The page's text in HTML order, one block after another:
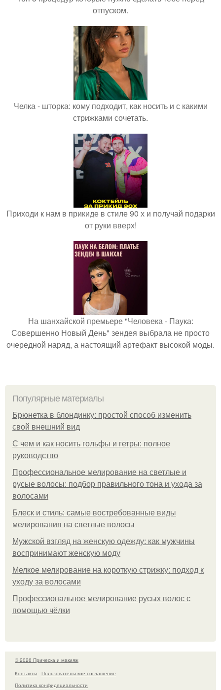
отпуском.
Челка - шторка: кому подходит, как носить и с какими
стрижками сочетать.
Приходи к нам в прикиде в стиле 90 х и получай подарки
от руки вверх!
На шанхайской премьере "Человека - Паука:
Совершенно Новый День" зендея выбрала не просто
очередной наряд, а настоящий артефакт высокой моды.
Популярные материалы
Брюнетка в блондинку: простой способ изменить
свой внешний вид
С чем и как носить гольфы и гетры: полное
руководство
Профессиональное мелирование на светлые и
русые волосы: подбор правильного тона и ухода за
волосами
Блеск и стиль: самые востребованные виды
мелирования на светлые волосы
Мужской взгляд на женскую одежду: как мужчины
воспринимают женскую моду
Мелкое мелирование на короткую стрижку: подход к
уходу за волосами
Профессиональное мелирование русых волос с
помощью чёлки
© 2026 Прическа и макияж
Контакты
Пользовательское соглашение
Политика конфидециальности